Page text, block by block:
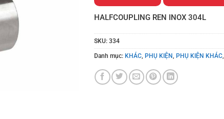
HALFCOUPLING REN INOX 304L
SKU: 334
Danh mục: KHÁC, PHỤ KIỆN, PHỤ KIỆN KHÁC,